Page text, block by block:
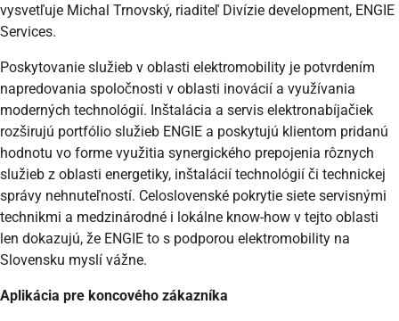
vysvetľuje Michal Trnovský, riaditeľ Divízie development, ENGIE
Services.
Poskytovanie služieb v oblasti elektromobility je potvrdením
napredovania spoločnosti v oblasti inovácií a využívania
moderných technológií. Inštalácia a servis elektronabíjačiek
rozširujú portfólio služieb ENGIE a poskytujú klientom pridanú
hodnotu vo forme využitia synergického prepojenia rôznych
služieb z oblasti energetiky, inštalácií technológií či technickej
správy nehnuteľností. Celoslovenské pokrytie siete servisnými
technikmi a medzinárodné i lokálne know-how v tejto oblasti
len dokazujú, že ENGIE to s podporou elektromobility na
Slovensku myslí vážne.
Aplikácia pre koncového zákazníka